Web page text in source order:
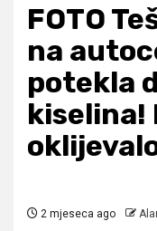
FOTO
na
potekla
kiselina!
2 mjeseca ago